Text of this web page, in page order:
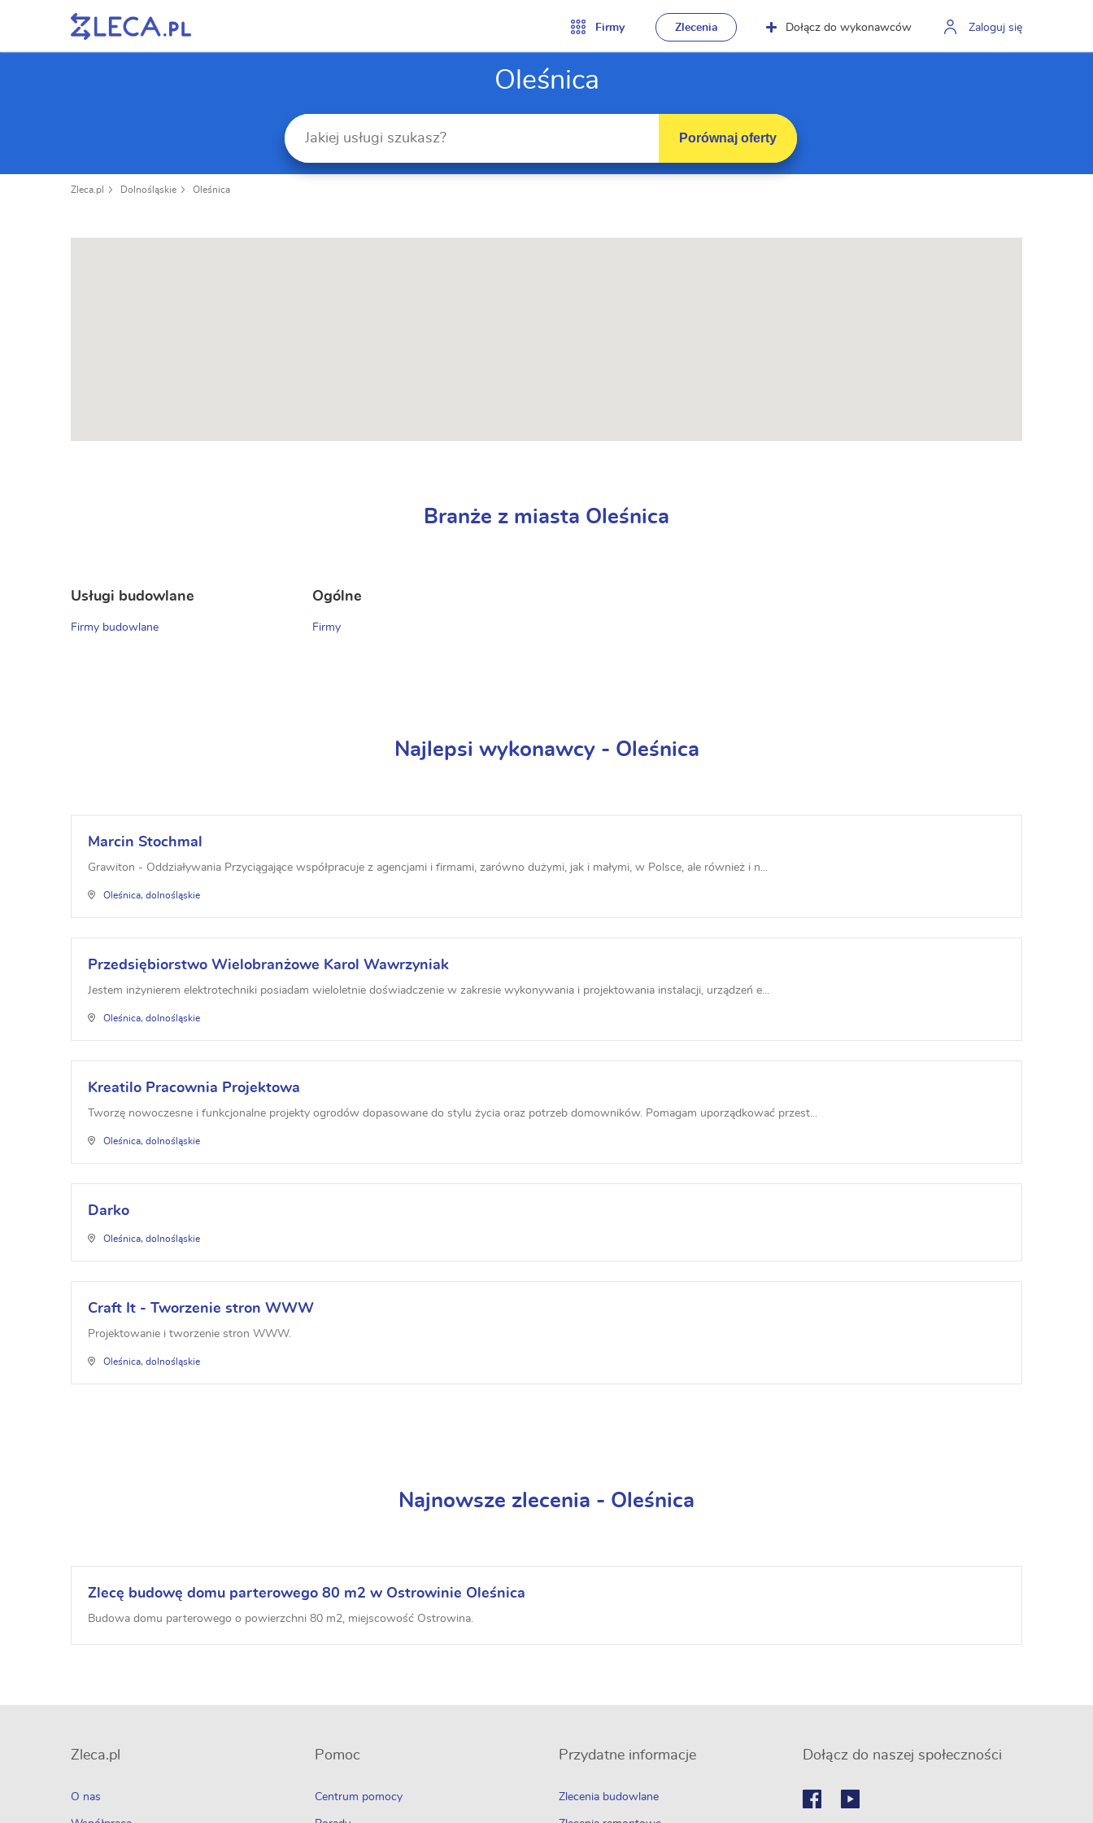
Firmy Zlecenia Dołącz do wykonawców Zaloguj się
Oleśnica
Porównaj oferty
Zleca.pl Dolnośląskie Oleśnica
Branże z miasta Oleśnica
Usługi budowlane
Firmy budowlane
Ogólne
Firmy
Najlepsi wykonawcy - Oleśnica
Marcin Stochmal
Grawiton - Oddziaływania Przyciągające współpracuje z agencjami i firmami, zarówno dużymi, jak i małymi, w Polsce, ale również i n...
Oleśnica, dolnośląskie
Przedsiębiorstwo Wielobranżowe Karol Wawrzyniak
Jestem inżynierem elektrotechniki posiadam wieloletnie doświadczenie w zakresie wykonywania i projektowania instalacji, urządzeń e...
Oleśnica, dolnośląskie
Kreatilo Pracownia Projektowa
Tworzę nowoczesne i funkcjonalne projekty ogrodów dopasowane do stylu życia oraz potrzeb domowników. Pomagam uporządkować przest...
Oleśnica, dolnośląskie
Darko
Oleśnica, dolnośląskie
Craft It - Tworzenie stron WWW
Projektowanie i tworzenie stron WWW.
Oleśnica, dolnośląskie
Najnowsze zlecenia - Oleśnica
Zlecę budowę domu parterowego 80 m2 w Ostrowinie Oleśnica
Budowa domu parterowego o powierzchni 80 m2, miejscowość Ostrowina.
Zleca.pl
O nas
Pomoc
Centrum pomocy
Przydatne informacje
Zlecenia budowlane
Dołącz do naszej społeczności